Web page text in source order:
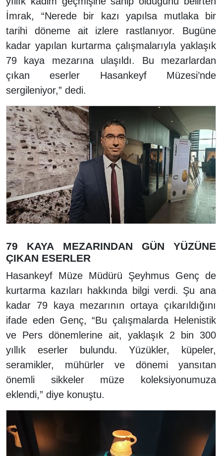
İmrak, “Nerede bir kazı yapılsa mutlaka bir
tarihi döneme ait izlere rastlanıyor. Bugüne
kadar yapılan kurtarma çalışmalarıyla yaklaşık
79 kaya mezarına ulaşıldı. Bu mezarlardan
çıkan eserler Hasankeyf Müzesi’nde
sergileniyor,” dedi.
79 KAYA MEZARINDAN GÜN YÜZÜNE
ÇIKAN ESERLER
Hasankeyf Müze Müdürü Şeyhmus Genç de
kurtarma kazıları hakkında bilgi verdi. Şu ana
kadar 79 kaya mezarının ortaya çıkarıldığını
ifade eden Genç, “Bu çalışmalarda Helenistik
ve Pers dönemlerine ait, yaklaşık 2 bin 300
yıllık eserler bulundu. Yüzükler, küpeler,
seramikler, mühürler ve dönemi yansıtan
önemli sikkeler müze koleksiyonumuza
eklendi,” diye konuştu.